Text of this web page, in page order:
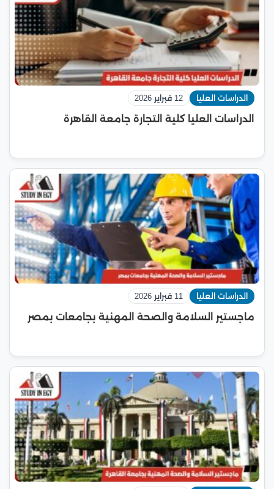
الدراسات العليا 12 فبراير 2026
الدراسات العليا كلية التجارة جامعة القاهرة
الدراسات العليا 11 فبراير 2026
ماجستير السلامة والصحة المهنية بجامعات بمصر